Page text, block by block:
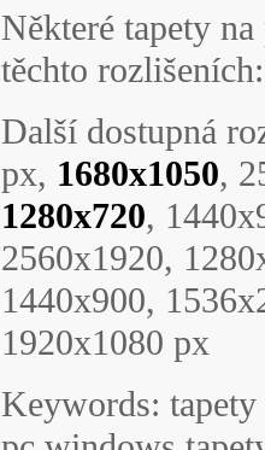
Některé tapety
těchto rozlišeních:
Další dostupná
px, 1680x1050,
1280x720,
2560x1920,
1440x900,
1920x1080 px
Keywords: